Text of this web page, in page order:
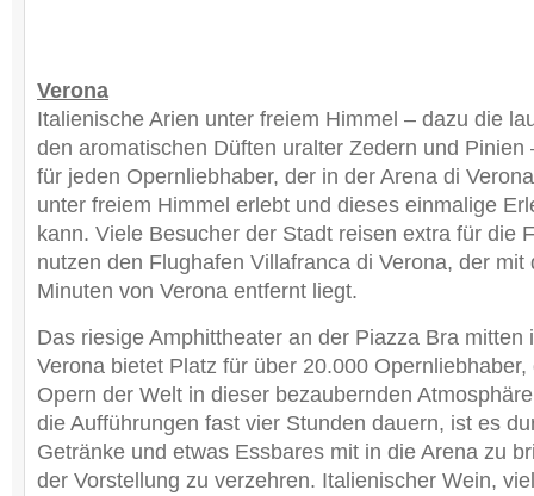
Verona
Italienische Arien unter freiem Himmel – dazu die
den aromatischen Düften uralter Zedern und Pinien
für jeden Opernliebhaber, der in der Arena di
unter freiem Himmel erlebt und dieses einmalige
kann. Viele Besucher der Stadt reisen extra für die
nutzen den Flughafen Villafranca di Verona, der mit
Minuten von Verona entfernt liegt.
Das riesige Amphittheater an der Piazza Bra mitten
Verona bietet Platz für über 20.000
Opern der Welt in dieser bezaubernden
die Aufführungen fast vier Stunden dauern, ist es
Getränke und etwas Essbares mit in die Arena zu
der Vorstellung zu verzehren. Italienischer Wein,